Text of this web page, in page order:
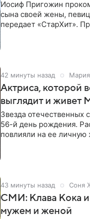
Иосиф Пригожин
сына своей жены,
передает «СтарХит».
42 минуты назад
Актриса, которой
выглядит и живет
Звезда отечественных
56-й день рождения.
повлияли на ее личную
43 минуты назад Соня
СМИ: Клава Кока
мужем и женой